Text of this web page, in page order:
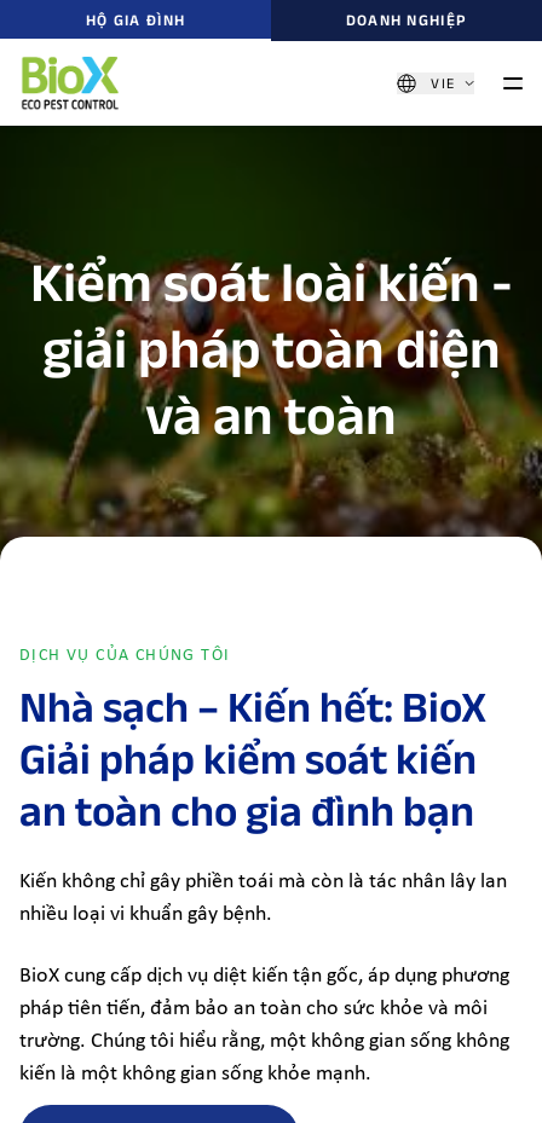
HỘ GIA ĐÌNH DOANH NGHIỆP
VIE
Kiểm soát loài kiến -
giải pháp toàn diện
và an toàn
DỊCH VỤ CỦA CHÚNG TÔI
Nhà sạch – Kiến hết: BioX
Giải pháp kiểm soát kiến
an toàn cho gia đình bạn
Kiến không chỉ gây phiền toái mà còn là tác nhân lây lan
nhiều loại vi khuẩn gây bệnh.
BioX cung cấp dịch vụ diệt kiến tận gốc, áp dụng phương
pháp tiên tiến, đảm bảo an toàn cho sức khỏe và môi
trường. Chúng tôi hiểu rằng, một không gian sống không
kiến là một không gian sống khỏe mạnh.